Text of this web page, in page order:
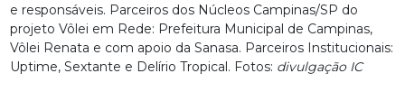
e responsáveis. Parceiros dos Núcleos Campinas/SP do
projeto Vôlei em Rede: Prefeitura Municipal de Campinas,
Vôlei Renata e com apoio da Sanasa. Parceiros Institucionais:
Uptime, Sextante e Delírio Tropical. Fotos: divulgação IC